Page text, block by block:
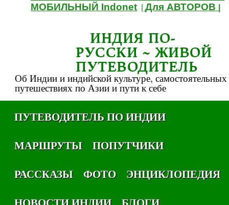
МОБИЛЬНЫЙ Indonet |Для АВТОРОВ
ИНДИЯ ПО-
РУССКИ ~ ЖИВОЙ
ПУТЕВОДИТЕЛЬ
Об Индии и индийской культуре, самостоятельных
путешествиях по Азии и пути к себе
ПУТЕВОДИТЕЛЬ ПО ИНДИИ
МАРШРУТЫ
ПОПУТЧИКИ
РАССКАЗЫ
ФОТО
ЭНЦИКЛОПЕДИЯ